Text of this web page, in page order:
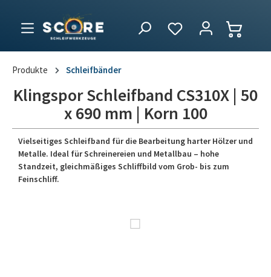
Produkte Schleifbänder
Klingspor Schleifband CS310X | 50
x 690 mm | Korn 100
Vielseitiges Schleifband für die Bearbeitung harter Hölzer und
Metalle. Ideal für Schreinereien und Metallbau – hohe
Standzeit, gleichmäßiges Schliffbild vom Grob- bis zum
Feinschliff.